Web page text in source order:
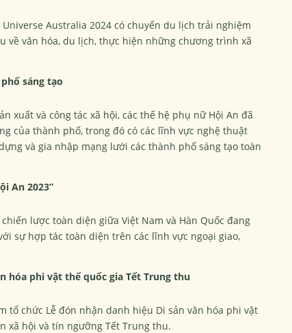
Australia 2024 có chuyến du lịch trải nghiệm
về văn hóa, du lịch, thực hiện những chương trình xã
sáng tạo
xuất và công tác xã hội, các thế hệ phụ nữ Hội An đã
của thành phố, trong đó có các lĩnh vực nghệ thuật
và gia nhập mạng lưới các thành phố sáng tạo toàn
An 2023”
lược toàn diện giữa Việt Nam và Hàn Quốc đang
sự hợp tác toàn diện trên các lĩnh vực ngoại giao,
hóa phi vật thể quốc gia Tết Trung thu
tổ chức Lễ đón nhận danh hiệu Di sản văn hóa phi vật
xã hội và tín ngưỡng Tết Trung thu.